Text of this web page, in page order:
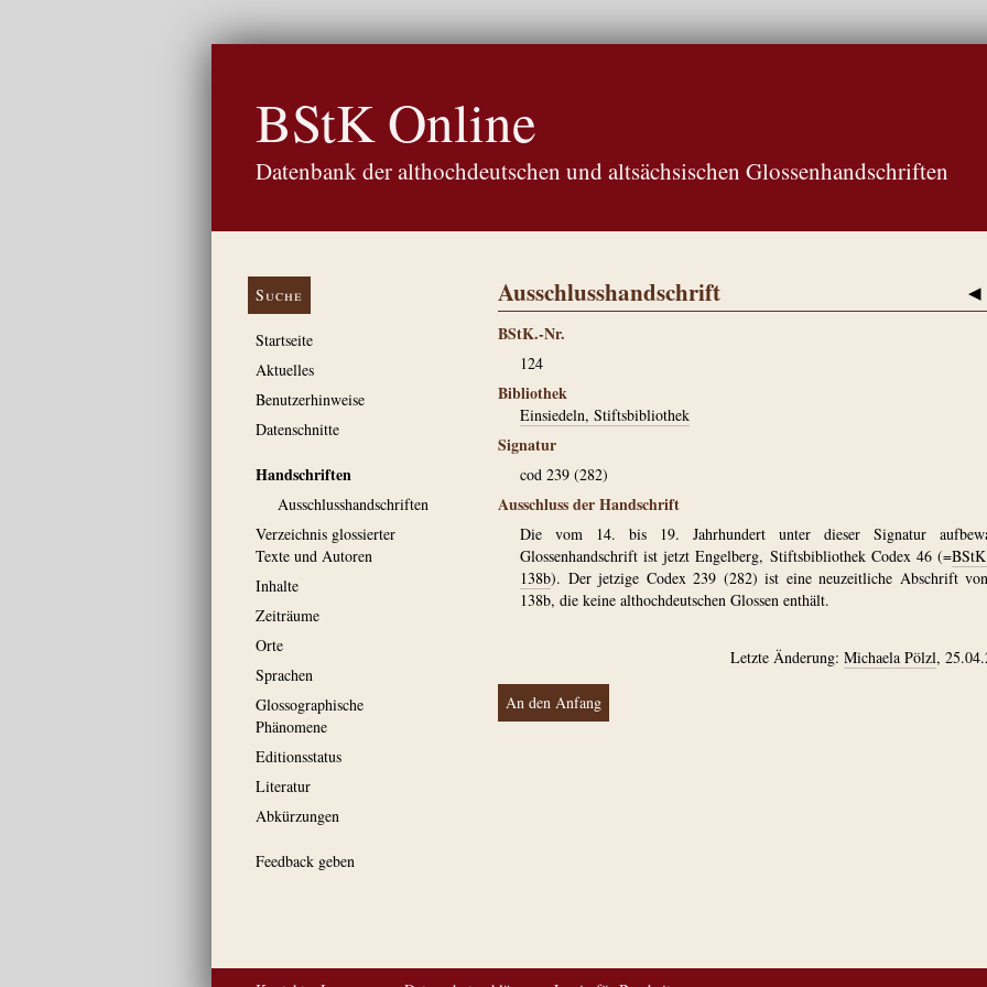
BStK Online
Datenbank der althochdeutschen und altsächsischen Glossenhandschriften
Suche
Startseite
Aktuelles
Benutzerhinweise
Datenschnitte
Handschriften
Ausschluss­handschriften
Verzeichnis glossierter
Texte und Autoren
Inhalte
Zeiträume
Orte
Sprachen
Glossographische
Phänomene
Editionsstatus
Literatur
Abkürzungen
Feedback geben
◀
Ausschlusshandschrift
BStK.-Nr.
124
Bibliothek
Einsiedeln, Stiftsbibliothek
Signatur
cod 239 (282)
Ausschluss der Handschrift
Die vom 14. bis 19. Jahrhundert unter dieser Signatur
Glossenhandschrift ist jetzt Engelberg, Stiftsbibliothek Codex 46 (=
138b). Der jetzige Codex 239 (282) ist eine neuzeitliche Abschrift
138b, die keine althochdeutschen Glossen enthält.
Letzte Änderung: Michaela Pölzl,
An den Anfang